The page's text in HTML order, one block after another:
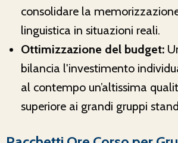
consolidare la
linguistica in situazioni reali.
Ottimizzazione del budget:
bilancia l'investimento
al contempo un’altissima
superiore ai grandi gruppi